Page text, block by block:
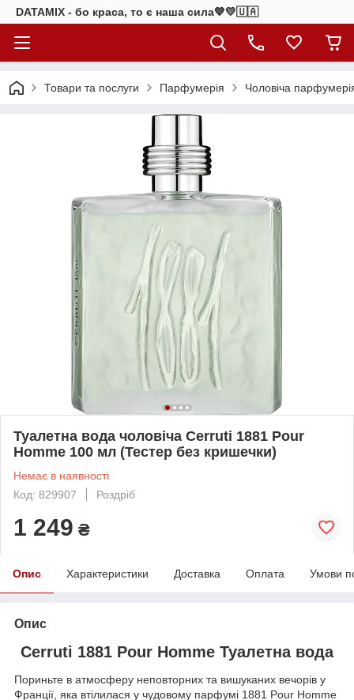
DATAMIX - бо краcа, то є наша сила​💙💛🇺🇦​
Товари та послуги Парфумерія Чоловіча
Туалетна вода чоловіча Cerruti 1881 Pour
Homme 100 мл (Тестер без кришечки)
Немає в наявності
Код: 829907
Роздріб
1 249 ₴
Опис Характеристики Доставка Оплата Умови
Опис
Cerruti 1881 Pour Homme Туалетна вода
Пориньте в атмосферу неповторних та вишуканих вечорів у
Франції, яка втілилася у чудовому парфумі 1881 Pour Homme